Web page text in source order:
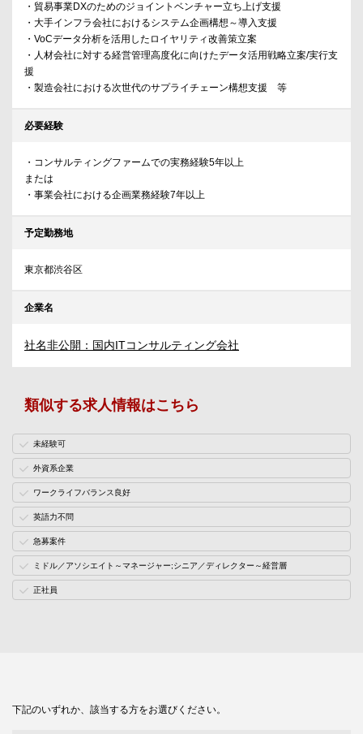
・貿易事業DXのためのジョイントベンチャー立ち上げ支援
・大手インフラ会社におけるシステム企画構想～導入支援
・VoCデータ分析を活用したロイヤリティ改善策立案
・人材会社に対する経営管理高度化に向けたデータ活用戦略立案/実行支
援
・製造会社における次世代のサプライチェーン構想支援 等
必要経験
・コンサルティングファームでの実務経験5年以上
または
・事業会社における企画業務経験7年以上
予定勤務地
東京都渋谷区
企業名
社名非公開：国内ITコンサルティング会社
類似する求人情報はこちら
未経験可
外資系企業
ワークライフバランス良好
英語力不問
急募案件
ミドル／アソシエイト～マネージャー;シニア／ディレクター～経営層
正社員
下記のいずれか、該当する方をお選びください。